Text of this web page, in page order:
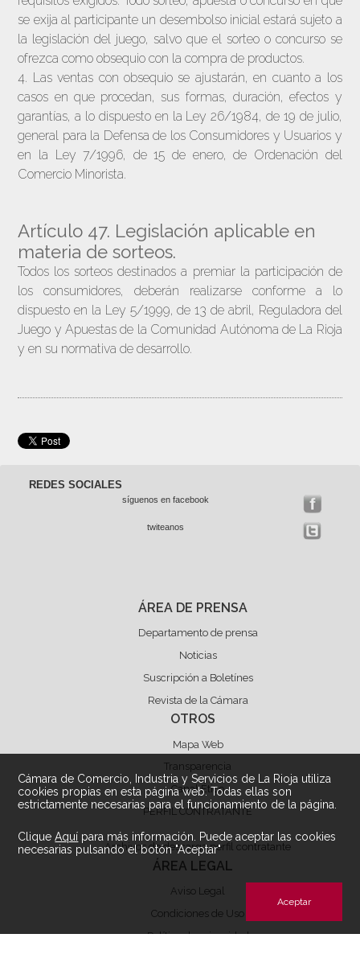
Cámara de Comercio, Industria y Servicios de La Rioja utiliza
cookies propias en esta página web. Todas ellas son
estrictamente necesarias para el funcionamiento de la página.
CliqueAquí para más información. Puede aceptar las cookies
necesarias pulsando el botón "Aceptar"
Aceptar
se exija al participante un desembolso inicial estará sujeto a
la legislación del juego, salvo que el sorteo o concurso se
ofrezca como obsequio con la compra de productos.
4. Las ventas con obsequio se ajustarán, en cuanto a los
casos en que procedan, sus formas, duración, efectos y
garantías, a lo dispuesto en la Ley 26/1984, de 19 de julio,
general para la Defensa de los Consumidores y Usuarios y
en la Ley 7/1996, de 15 de enero, de Ordenación del
Comercio Minorista.
Artículo 47. Legislación aplicable en
materia de sorteos.
Todos los sorteos destinados a premiar la participación de
los consumidores, deberán realizarse conforme a lo
dispuesto en la Ley 5/1999, de 13 de abril, Reguladora del
Juego y Apuestas de la Comunidad Autónoma de La Rioja
y en su normativa de desarrollo.
REDES SOCIALES
síguenos en facebook
twiteanos
ÁREA DE PRENSA
Departamento de prensa
Noticias
Suscripción a Boletínes
Revista de la Cámara
OTROS
Mapa Web
Transparencia
Canal Ético
PERFIL CONTRATANTE
Archivos de descarga perfil contratante
ÁREA LEGAL
Aviso Legal
Condiciones de Uso
Política de privacidad